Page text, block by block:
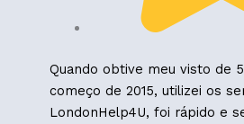
Quando obtive meu visto de
começo de 2015, utilizei os
LondonHelp4U, foi rápido e